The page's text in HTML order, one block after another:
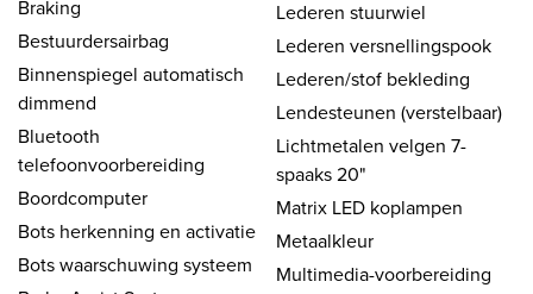
Braking
Bestuurdersairbag
Binnenspiegel automatisch
dimmend
Bluetooth
telefoonvoorbereiding
Boordcomputer
Bots herkenning en activatie
Bots waarschuwing systeem
Lederen stuurwiel
Lederen versnellingspook
Lederen/stof bekleding
Lendesteunen (verstelbaar)
Lichtmetalen velgen 7-
spaaks 20"
Matrix LED koplampen
Metaalkleur
Multimedia-voorbereiding